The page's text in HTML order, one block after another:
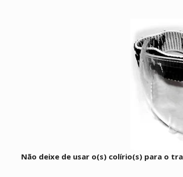
Não deixe de usar o(s) colírio(s) para o